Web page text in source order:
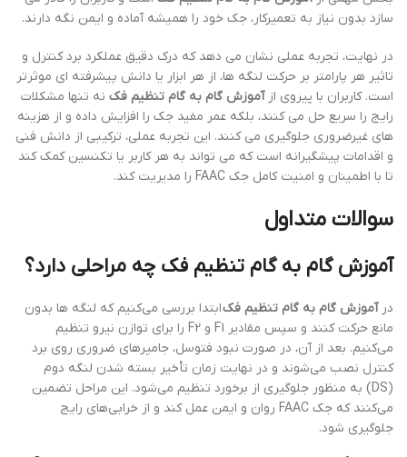
سازد بدون نیاز به تعمیرکار، جک خود را همیشه آماده و ایمن نگه دارند.
در نهایت، تجربه عملی نشان می دهد که درک دقیق عملکرد برد کنترل و
تاثیر هر پارامتر بر حرکت لنگه ها، از هر ابزار یا دانش پیشرفته ای موثرتر
است. کاربران با پیروی ازآموزش گام به گام تنظیم فک نه تنها مشکلات
رایج را سریع حل می کنند، بلکه عمر مفید جک را افزایش داده و از هزینه
های غیرضروری جلوگیری می کنند. این تجربه عملی، ترکیبی از دانش فنی
و اقدامات پیشگیرانه است که می تواند به هر کاربر یا تکنسین کمک کند
تا با اطمینان و امنیت کامل جک FAAC را مدیریت کند.
سوالات متداول
آموزش گام به گام تنظیم فک چه مراحلی دارد؟
درآموزش گام به گام تنظیم فکابتدا بررسی می‌کنیم که لنگه ها بدون
مانع حرکت کنند و سپس مقادیر F1 و F2 را برای توازن نیرو تنظیم
می‌کنیم. بعد از آن، در صورت نبود فتوسل، جامپرهای ضروری روی برد
کنترل نصب می‌شوند و در نهایت زمان تأخیر بسته شدن لنگه دوم
(DS) به منظور جلوگیری از برخورد تنظیم می‌شود. این مراحل تضمین
می‌کنند که جک FAAC روان و ایمن عمل کند و از خرابی‌های رایج
جلوگیری شود.